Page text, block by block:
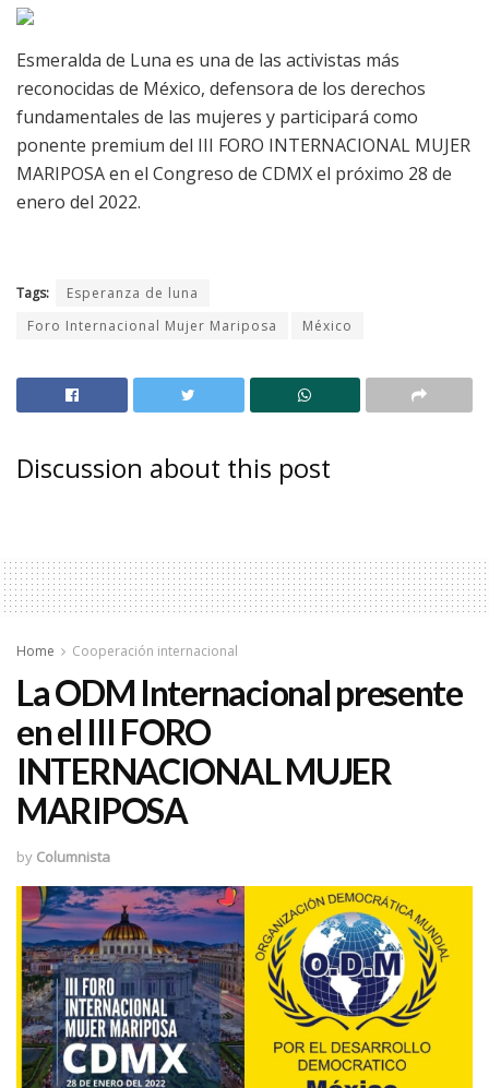
Esmeralda de Luna es una de las activistas más
reconocidas de México, defensora de los derechos
fundamentales de las mujeres y participará como
ponente premium del III FORO INTERNACIONAL MUJER
MARIPOSA en el Congreso de CDMX el próximo 28 de
enero del 2022.
Tags:
Esperanza de luna
Foro Internacional Mujer Mariposa
México
Discussion about this post
Home Cooperación internacional
La ODM Internacional presente
en el III FORO
INTERNACIONAL MUJER
MARIPOSA
by Columnista